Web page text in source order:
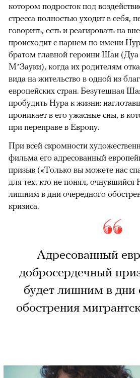
котором подросток под
стресса полностью уходит в себя,
говорить, есть и реагировать на
происходит с парнем по имени
братом главной героини Шаи
М’Зауки), когда их родителям
вида на жительство в одной из
европейских стран. Безутешная
пробудить Нура к жизни:
проникает в его ужасные сны, в
при переправе в Европу.
При всей скромности
фильма его адресованный
призыв («Только вы можете нас
для тех, кто не понял, очнувшийся
лишним в дни очередного
кризиса.
Адресованный
добросердечный
будет лишним в дни
обострения